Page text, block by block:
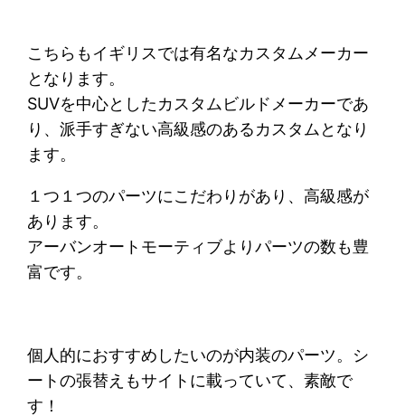
こちらもイギリスでは有名なカスタムメーカー
となります。
SUVを中心としたカスタムビルドメーカーであ
り、派手すぎない高級感のあるカスタムとなり
ます。
１つ１つのパーツにこだわりがあり、高級感が
あります。
アーバンオートモーティブよりパーツの数も豊
富です。
個人的におすすめしたいのが内装のパーツ。シ
ートの張替えもサイトに載っていて、素敵で
す！